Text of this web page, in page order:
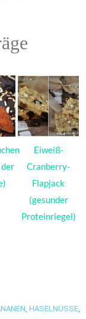
der
Eiweiß-
Cranberry-
Flapjack
(gesunder
Proteinriegel)
, HASELNÜSSE,